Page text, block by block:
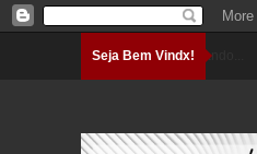
Seja Bem Vindx!Carregando...